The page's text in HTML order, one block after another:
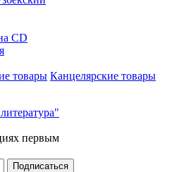
CD
Канцелярские товары
первым